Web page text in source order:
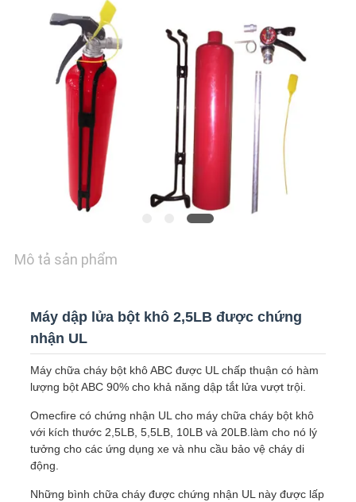
CHÚNG
GIÁ
SITEMAP
CHÍNH
SÁCH
BẢO
MẬT
Mô tả sản phẩm
Máy dập lửa bột khô 2,5LB được chứng
nhận UL
Máy chữa cháy bột khô ABC được UL chấp thuận có hàm
lượng bột ABC 90% cho khả năng dập tắt lửa vượt trội.
Omecfire có chứng nhận UL cho máy chữa cháy bột khô
với kích thước 2,5LB, 5,5LB, 10LB và 20LB.làm cho nó lý
tưởng cho các ứng dụng xe và nhu cầu bảo vệ cháy di
động.
Những bình chữa cháy được chứng nhận UL này được lấp